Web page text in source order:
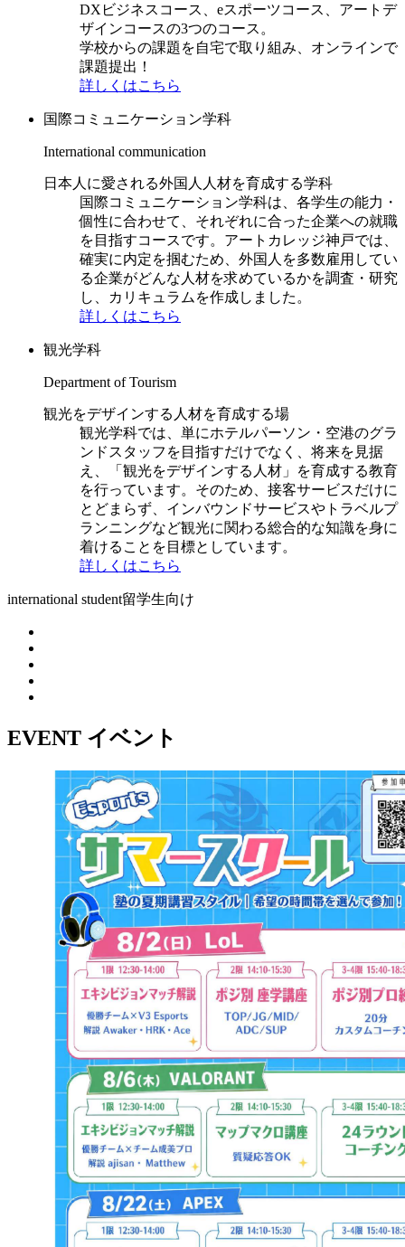
DXビジネスコース、eスポーツコース、アートデ
ザインコースの3つのコース。
学校からの課題を自宅で取り組み、オンラインで
課題提出！
詳しくはこちら
国際コミュニケーション学科
International communication
日本人に愛される外国人人材を育成する学科
国際コミュニケーション学科は、各学生の能力・
個性に合わせて、それぞれに合った企業への就職
を目指すコースです。アートカレッジ神戸では、
確実に内定を掴むため、外国人を多数雇用してい
る企業がどんな人材を求めているかを調査・研究
し、カリキュラムを作成しました。
詳しくはこちら
観光学科
Department of Tourism
観光をデザインする人材を育成する場
観光学科では、単にホテルパーソン・空港のグラ
ンドスタッフを目指すだけでなく、将来を見据
え、「観光をデザインする人材」を育成する教育
を行っています。そのため、接客サービスだけに
とどまらず、インバウンドサービスやトラベルプ
ランニングなど観光に関わる総合的な知識を身に
着けることを目標としています。
詳しくはこちら
international student留学生向け
EVENT イベント